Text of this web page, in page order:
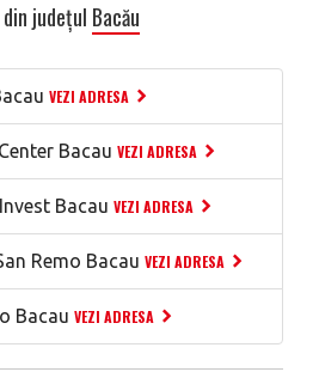
județul Bacău
VEZI ADRESA
Bacau VEZI ADRESA
Bacau VEZI ADRESA
Remo Bacau VEZI ADRESA
Bacau VEZI ADRESA